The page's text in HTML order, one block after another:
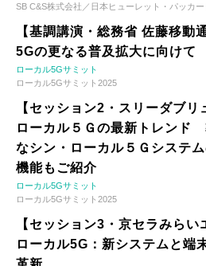
SB C&S株式会社／日本ヒューレット・パッカ
【基調講演・総務省 佐藤移動
5Gの更なる普及拡大に向けて
ローカル5Gサミット
ローカル5Gサミット2025
【セッション2・スリーダブリ
ローカル５Ｇの最新トレンド
なシン・ローカル５Ｇシステ
機能もご紹介
ローカル5Gサミット
ローカル5Gサミット2025
【セッション3・京セラみら
ローカル5G：新システムと端